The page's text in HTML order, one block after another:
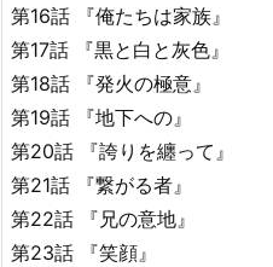
第16話 『俺たちは家族』
第17話 『黒と白と灰色』
第18話 『発火の極意』
第19話 『地下への』
第20話 『誇りを纏って』
第21話 『繋がる者』
第22話 『兄の意地』
第23話 『笑顔』